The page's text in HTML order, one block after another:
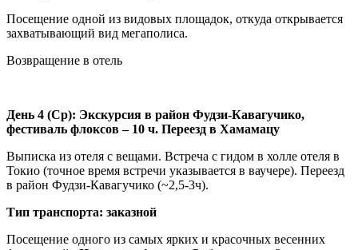
Посещение одной из видовых площадок, откуда открывается
захватывающий вид мегаполиса.
Возвращение в отель
День 4 (Ср): Экскурсия в район Фудзи-Кавагучико,
фестиваль флоксов – 10 ч. Переезд в Хамамацу
Выписка из отеля с вещами. Встреча с гидом в холле отеля в
Токио (точное время встречи указывается в ваучере). Переезд
в район Фудзи-Кавагучико (~2,5-3ч).
Тип транспорта: заказной
Посещение одного из самых ярких и красочных весенних